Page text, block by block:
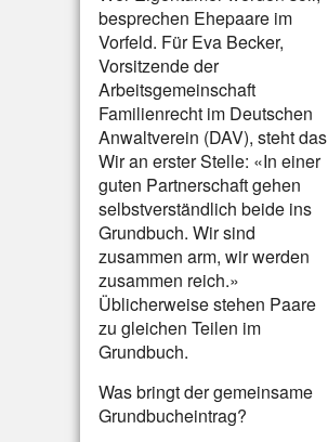
besprechen Ehepaare im
Vorfeld. Für Eva Becker,
Vorsitzende der
Arbeitsgemeinschaft
Familienrecht im Deutschen
Anwaltverein (DAV), steht das
Wir an erster Stelle: «In einer
guten Partnerschaft gehen
selbstverständlich beide ins
Grundbuch. Wir sind
zusammen arm, wir werden
zusammen reich.»
Üblicherweise stehen Paare
zu gleichen Teilen im
Grundbuch.
Was bringt der gemeinsame
Grundbucheintrag?